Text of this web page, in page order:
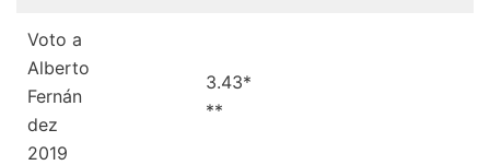
Voto a
Alberto
Fernán
dez
2019
3.43*
**